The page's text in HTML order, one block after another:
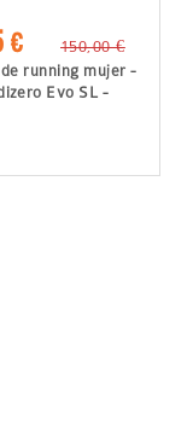
€
150,00 €
running mujer -
Evo SL -